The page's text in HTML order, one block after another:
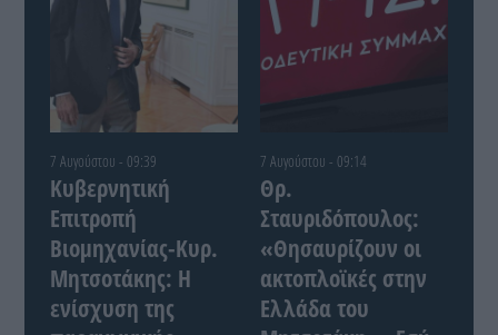
7 Αυγούστου - 09:39
Κυβερνητική
Επιτροπή
Βιομηχανίας-Κυρ.
Μητσοτάκης: Η
ενίσχυση της
7 Αυγούστου - 09:14
Θρ.
Σταυριδόπουλος:
«Θησαυρίζουν οι
ακτοπλοϊκές στην
Ελλάδα του